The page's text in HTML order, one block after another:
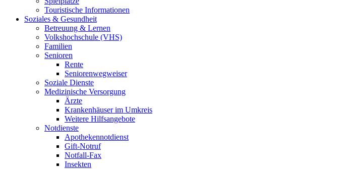
Touristische Informationen
Soziales & Gesundheit
Betreuung & Lernen
Volkshochschule (VHS)
Familien
Senioren
Rente
Seniorenwegweiser
Soziale Dienste
Medizinische Versorgung
Ärzte
Krankenhäuser im Umkreis
Weitere Hilfsangebote
Notdienste
Apothekennotdienst
Gift-Notruf
Notfall-Fax
Insekten